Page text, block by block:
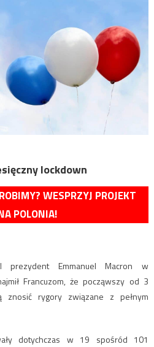
lockdown
WESPRZYJ PROJEKT
POLONIA!
prezydent Emmanuel Macron w
Francuzom, że począwszy od 3
znosić rygory związane z pełnym
dotychczas w 19 spośród 101